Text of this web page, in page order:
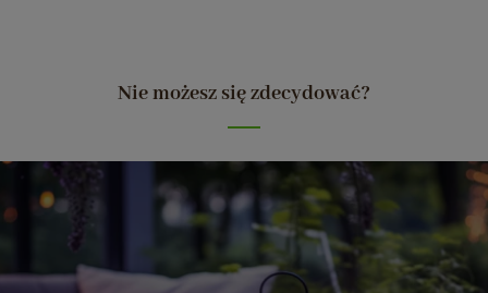
Nie możesz się zdecydować?